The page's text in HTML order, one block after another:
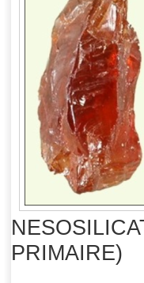
PRIMAIRE)